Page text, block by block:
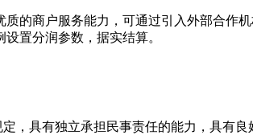
的商户服务能力，可通过引入外部合作
置分润参数，据实结算。
，具有独立承担民事责任的能力，具有良